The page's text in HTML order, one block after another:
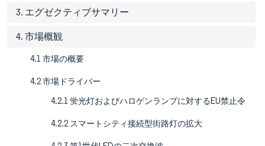
3. エグゼクティブサマリー
4. 市場概観
4.1 市場の概要
4.2 市場ドライバー
4.2.1 蛍光灯およびハロゲンランプに対するEU禁止令
4.2.2 スマートシティ接続型街路灯の拡大